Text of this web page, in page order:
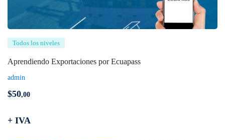
Todos los niveles
Aprendiendo Exportaciones por Ecuapass
admin
$50,00
+ IVA